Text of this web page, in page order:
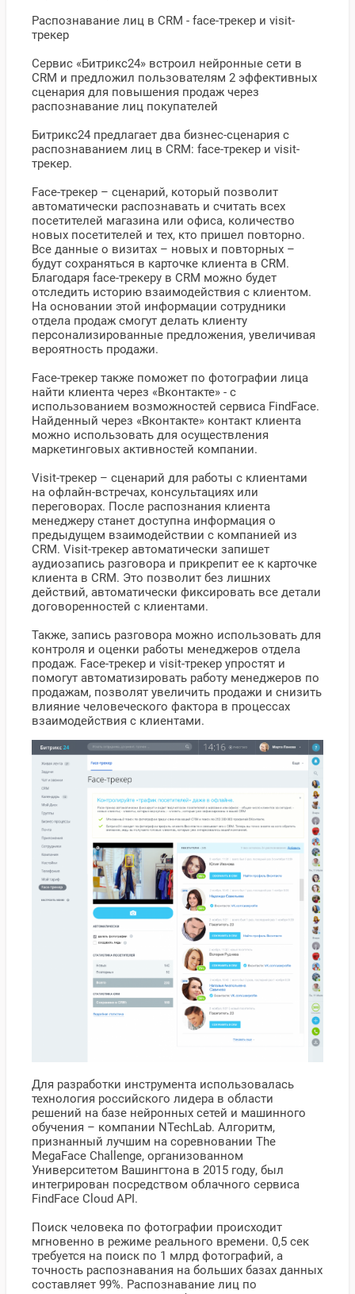
Распознавание лиц в CRM - face-трекер и visit-
трекер
Сервис «Битрикс24» встроил нейронные сети в
CRM и предложил пользователям 2 эффективных
сценария для повышения продаж через
распознавание лиц покупателей
Битрикс24 предлагает два бизнес-сценария с
распознаванием лиц в CRM: face-трекер и visit-
трекер.
Face-трекер – сценарий, который позволит
автоматически распознавать и считать всех
посетителей магазина или офиса, количество
новых посетителей и тех, кто пришел повторно.
Все данные о визитах – новых и повторных –
будут сохраняться в карточке клиента в CRM.
Благодаря face-трекеру в CRM можно будет
отследить историю взаимодействия с клиентом.
На основании этой информации сотрудники
отдела продаж смогут делать клиенту
персонализированные предложения, увеличивая
вероятность продажи.
Face-трекер также поможет по фотографии лица
найти клиента через «Вконтакте» - с
использованием возможностей сервиса FindFace.
Найденный через «Вконтакте» контакт клиента
можно использовать для осуществления
маркетинговых активностей компании.
Visit-трекер – сценарий для работы с клиентами
на офлайн-встречах, консультациях или
переговорах. После распознания клиента
менеджеру станет доступна информация о
предыдущем взаимодействии с компанией из
CRM. Visit-трекер автоматически запишет
аудиозапись разговора и прикрепит ее к карточке
клиента в CRM. Это позволит без лишних
действий, автоматически фиксировать все детали
договоренностей с клиентами.
Также, запись разговора можно использовать для
контроля и оценки работы менеджеров отдела
продаж. Face-трекер и visit-трекер упростят и
помогут автоматизировать работу менеджеров по
продажам, позволят увеличить продажи и снизить
влияние человеческого фактора в процессах
взаимодействия с клиентами.
Для разработки инструмента использовалась
технология российского лидера в области
решений на базе нейронных сетей и машинного
обучения – компании NTechLab. Алгоритм,
признанный лучшим на соревновании The
MegaFace Challenge, организованном
Университетом Вашингтона в 2015 году, был
интегрирован посредством облачного сервиса
FindFace Cloud API.
Поиск человека по фотографии происходит
мгновенно в режиме реального времени. 0,5 сек
требуется на поиск по 1 млрд фотографий, а
точность распознавания на больших базах данных
составляет 99%. Распознавание лиц по